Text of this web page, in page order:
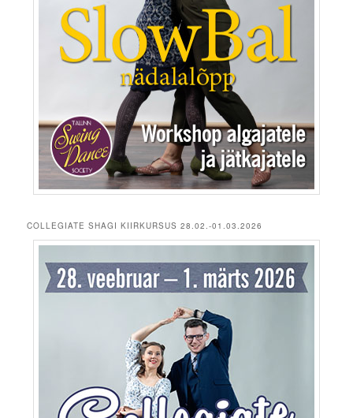
COLLEGIATE SHAGI KIIRKURSUS 28.02.-01.03.2026